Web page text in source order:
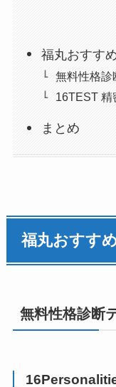
福丸おすす
無料性格
16TEST 精
まとめ
福丸おすす
無料性格診断